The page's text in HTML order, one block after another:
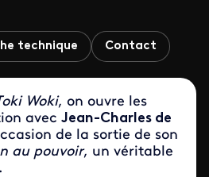
technique Contact
Woki, on ouvre les
avec Jean-Charles de
de la sortie de son
au pouvoir, un véritable